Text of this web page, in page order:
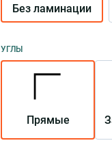
Без ламинации
УГЛЫ
Прямые